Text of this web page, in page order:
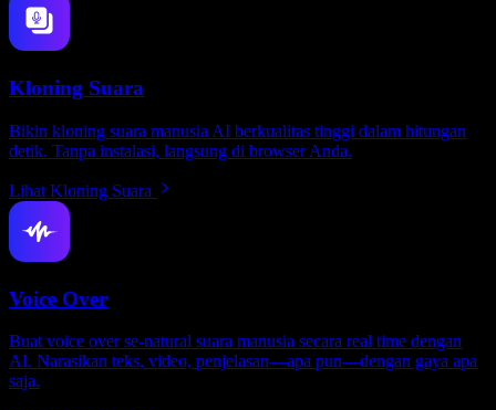
Kloning Suara
Bikin kloning suara manusia AI berkualitas tinggi dalam hitungan
detik. Tanpa instalasi, langsung di browser Anda.
Lihat Kloning Suara
Voice Over
Buat voice over se-natural suara manusia secara real time dengan
AI. Narasikan teks, video, penjelasan—apa pun—dengan gaya apa
saja.